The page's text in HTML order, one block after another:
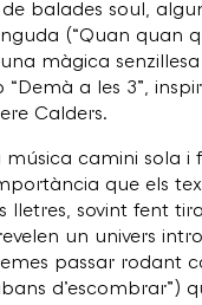
balades soul,
(“Quan quan
màgica senzillesa
a les 3”,
Calders.
música camini sola i
que els
lletres, sovint fent
un univers
passar rodant
d’escombrar”)